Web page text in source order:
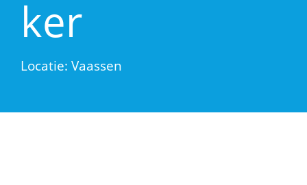
ker
Locatie: Vaassen